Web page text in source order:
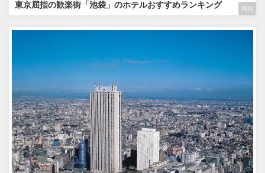
国内
東京屈指の歓楽街「池袋」のホテルおすすめランキング